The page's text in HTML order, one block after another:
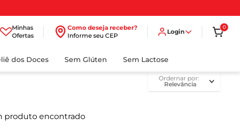
Minhas
Ofertas
Como deseja receber?
Informe seu CEP
Login
0
dos Doces Sem Glúten Sem Lactose
ordernar por
Relevância
produto encontrado